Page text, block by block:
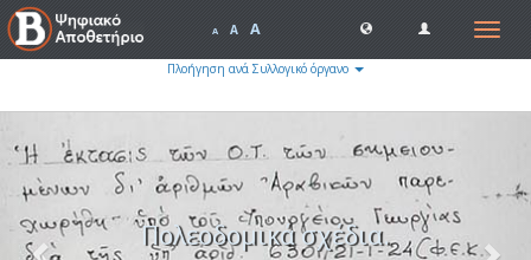
Toggle
A A A
Πλοήγηση ανά Συλλογικό όργανο
Πολεοδομικά σχέδια.